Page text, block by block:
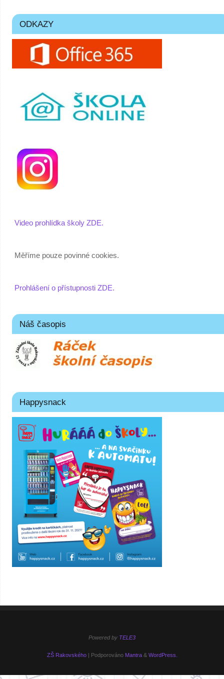
ODKAZY
Video prohlídka školy ZDE.
Měříme pouze povinné cookies.
Prohlášení o přístupnosti ZDE.
Náš časopis
Happysnack
Powered by TELE3
ZŠ Rakovského| Podporováno Mantra& WordPress.